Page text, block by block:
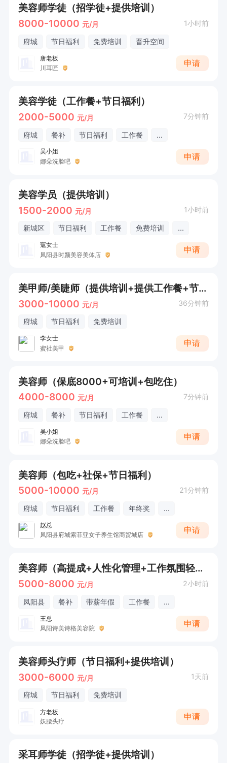
美容师学徒（招学徒+提供培训）
8000-10000 元/月 1小时前
府城 节日福利 免费培训 晋升空间
唐老板
川耳匠
申请
美容学徒（工作餐+节日福利）
2000-5000 元/月 7分钟前
府城 餐补 节日福利 工作餐 ...
吴小姐
娜朵洗脸吧
申请
美容学员（提供培训）
1500-2000 元/月 1小时前
新城区 节日福利 工作餐 免费培训 ...
寇女士
凤阳县时颜美容美体店
申请
美甲师/美睫师（提供培训+提供工作餐+节日福利）
3000-10000 元/月 36分钟前
府城 节日福利 免费培训
李女士
蜜社美甲
申请
美容师（保底8000+可培训+包吃住）
4000-8000 元/月 7分钟前
府城 餐补 节日福利 工作餐 ...
吴小姐
娜朵洗脸吧
申请
美容师（包吃+社保+节日福利）
5000-10000 元/月 21分钟前
府城 节日福利 工作餐 年终奖 ...
赵总
凤阳县府城索菲亚女子养生馆商贸城店
申请
美容师（高提成+人性化管理+工作氛围轻松+餐补）
5000-8000 元/月 2小时前
凤阳县 餐补 带薪年假 工作餐 ...
王总
凤阳诗美诗格美容院
申请
美容师头疗师（节日福利+提供培训）
3000-6000 元/月 1天前
府城 节日福利 免费培训
方老板
妖腰头疗
申请
采耳师学徒（招学徒+提供培训）